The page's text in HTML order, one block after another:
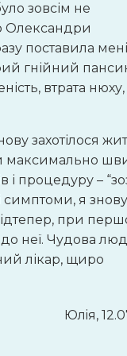
зовсім не
Олександри
поставила мені
гнійний
втрата нюху,
захотілося
максимально
і процедуру –
симптоми, я знову
при
до неї. Чудова
лікар, щиро
Юлiя,